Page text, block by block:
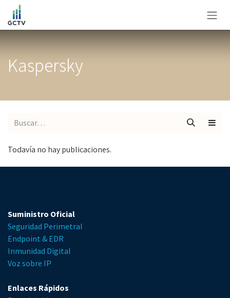
Ir al contenido
Kaspersky
Todavía no hay publicaciones.
Suministro Oficial
Seguridad Perimetral
Endpoint & EDR
Inmunidad Digital
Voz sobre IP
Enlaces Rápidos​